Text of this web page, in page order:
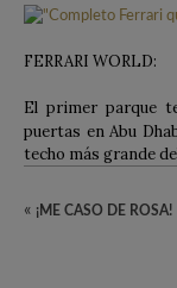
FERRARI WORLD:
El primer parque
puertas en Abu
techo más grande
« ¡ME CASO DE ROSA!